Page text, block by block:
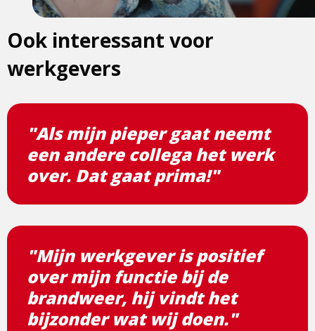
Ook interessant voor
werkgevers
"Als mijn pieper gaat neemt
een andere collega het werk
over. Dat gaat prima!"
"Mijn werkgever is positief
over mijn functie bij de
brandweer, hij vindt het
bijzonder wat wij doen."